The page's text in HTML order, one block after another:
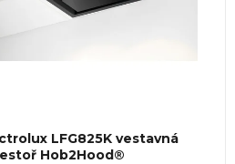
LFG825K vestavná
Hob2Hood®